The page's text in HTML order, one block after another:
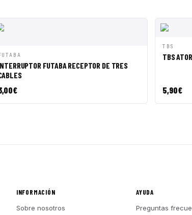
VISTA RÁPIDA
FUTABA RECEPTOR DE TRES
€
VISTA
TBS
TBS
5,90€
INFORMACIÓN
Sobre nosotros
AYUDA
Preguntas